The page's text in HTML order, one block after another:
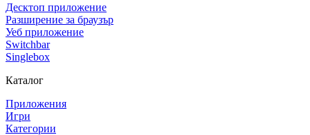
Десктоп приложение
Разширение за браузър
Уеб приложение
Switchbar
Singlebox
Каталог
Приложения
Игри
Категории